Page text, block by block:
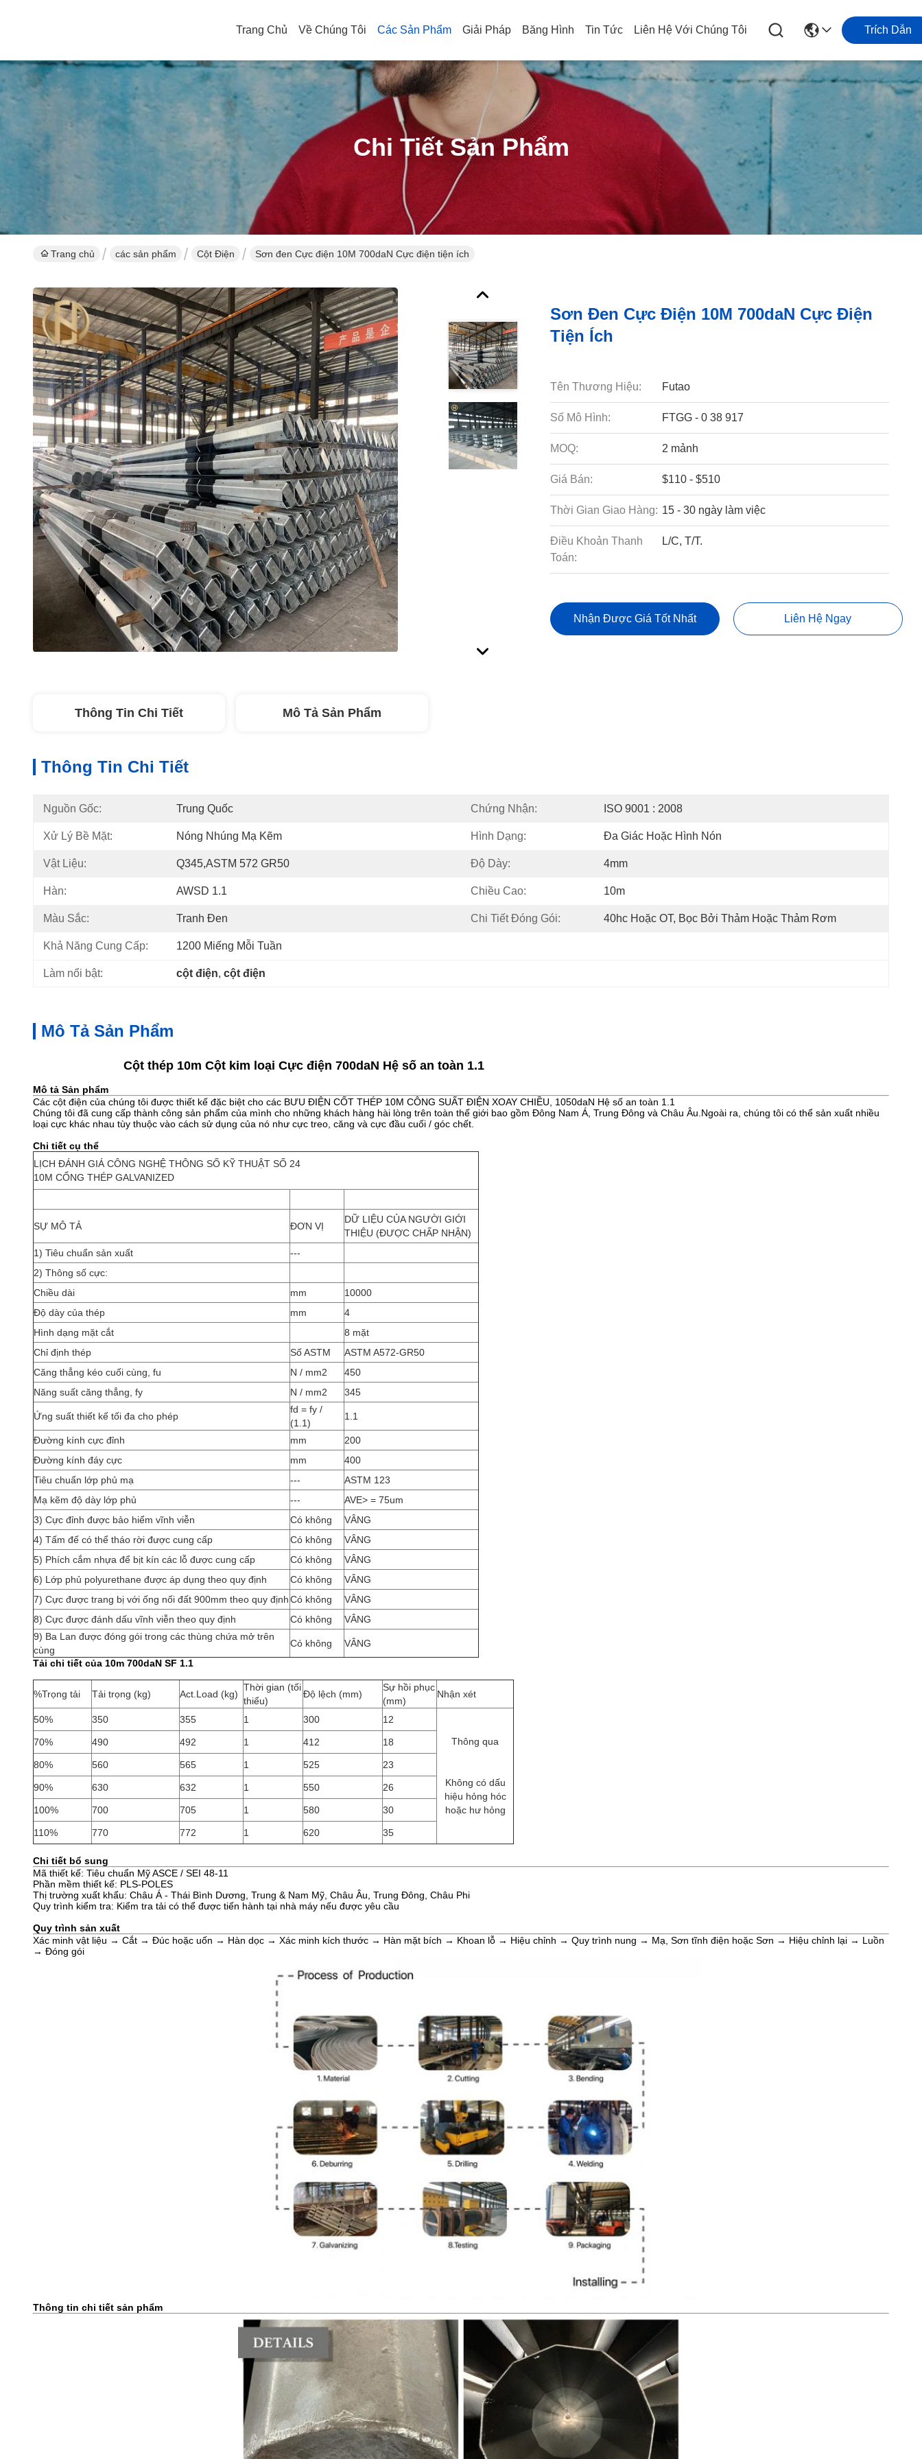
Trang Chủ Về Chúng Tôi Các Sản Phẩm Giải Pháp Băng Hình Tin Tức Liên Hệ Với Chúng Tôi Trích Dẫn
Chi Tiết Sản Phẩm
Trang chủ các sản phẩm Cột Điện Sơn đen Cực điện 10M 700daN Cực điện tiện ích
Sơn Đen Cực Điện 10M 700daN Cực Điện
Tiện Ích
Tên Thương Hiệu: Futao
Số Mô Hình: FTGG - 0 38 917
MOQ: 2 mảnh
Giá Bán: $110 - $510
Thời Gian Giao Hàng: 15 - 30 ngày làm việc
Điều Khoản Thanh
Toán:
L/C, T/T.
Nhận Được Giá Tốt Nhất Liên Hệ Ngay
Thông Tin Chi Tiết Mô Tả Sản Phẩm
Thông Tin Chi Tiết
Nguồn Gốc: Trung Quốc Chứng Nhận: ISO 9001 : 2008
Xử Lý Bề Mặt: Nóng Nhúng Mạ Kẽm Hình Dạng: Đa Giác Hoặc Hình Nón
Vật Liệu: Q345,ASTM 572 GR50 Độ Dày: 4mm
Hàn: AWSD 1.1 Chiều Cao: 10m
Màu Sắc: Tranh Đen Chi Tiết Đóng Gói: 40hc Hoặc OT, Bọc Bởi Thảm Hoặc Thảm Rơm
Khả Năng Cung Cấp: 1200 Miếng Mỗi Tuần
Làm nổi bật: cột điện, cột điện
Mô Tả Sản Phẩm
Cột thép 10m Cột kim loại Cực điện 700daN Hệ số an toàn 1.1
Mô tả Sản phẩm
Các cột điện của chúng tôi được thiết kế đặc biệt cho các BƯU ĐIỆN CỐT THÉP 10M CÔNG SUẤT ĐIỆN XOAY CHIỀU, 1050daN Hệ số an toàn 1.1
Chúng tôi đã cung cấp thành công sản phẩm của mình cho những khách hàng hài lòng trên toàn thế giới bao gồm Đông Nam Á, Trung Đông và Châu Âu.Ngoài ra, chúng tôi có thể sản xuất nhiều
loại cực khác nhau tùy thuộc vào cách sử dụng của nó như cực treo, căng và cực đầu cuối / góc chết.
Chi tiết cụ thể
LỊCH ĐÁNH GIÁ CÔNG NGHỆ THÔNG SỐ KỸ THUẬT SỐ 24
10M CỔNG THÉP GALVANIZED
SỰ MÔ TẢ ĐƠN VỊ
DỮ LIỆU CỦA NGƯỜI GIỚI
THIỆU (ĐƯỢC CHẤP NHẬN)
1) Tiêu chuẩn sản xuất
---
2) Thông số cực:
Chiều dài
mm
10000
Độ dày của thép
mm
4
Hình dạng mặt cắt
8 mặt
Chỉ định thép
Số ASTM
ASTM A572-GR50
Căng thẳng kéo cuối cùng, fu
N / mm2
450
Năng suất căng thẳng, fy
N / mm2 345
Ứng suất thiết kế tối đa cho phép
fd = fy /
(1.1)
1.1
Đường kính cực đỉnh mm
200
Đường kính đáy cực
mm
400
Tiêu chuẩn lớp phủ mạ
---
ASTM 123
Mạ kẽm độ dày lớp phủ
---
AVE> = 75um
3) Cực đỉnh được bảo hiểm vĩnh viễn
Có không
VÂNG
4) Tấm đế có thể tháo rời được cung cấp
Có không
VÂNG
5) Phích cắm nhựa để bịt kín các lỗ được cung cấp
Có không
VÂNG
6) Lớp phủ polyurethane được áp dụng theo quy định
Có không
VÂNG
7) Cực được trang bị với ống nối đất 900mm theo quy địnhCó không
VÂNG
8) Cực được đánh dấu vĩnh viễn theo quy định
Có không
VÂNG
9) Ba Lan được đóng gói trong các thùng chứa mở trên
cùng
Có không
VÂNG
Tải chi tiết của 10m 700daN SF 1.1
%Trọng tải Tải trọng (kg) Act.Load (kg)
Thời gian (tối
thiểu)
Độ lệch (mm)
Sự hồi phục
(mm)
Nhận xét
50% 350 355 1 300
12
Thông qua
Không có dấu
hiệu hỏng hóc
hoặc hư hỏng
70% 490 492 1 412 18
80% 560 565 1 525 23
90% 630 632 1 550 26
100% 700 705 1 580 30
110% 770 772 1 620 35
Chi tiết bổ sung
Mã thiết kế: Tiêu chuẩn Mỹ ASCE / SEI 48-11
Phần mềm thiết kế: PLS-POLES
Thị trường xuất khẩu: Châu Á - Thái Bình Dương, Trung & Nam Mỹ, Châu Âu, Trung Đông, Châu Phi
Quy trình kiểm tra: Kiểm tra tải có thể được tiến hành tại nhà máy nếu được yêu cầu
Quy trình sản xuất
Xác minh vật liệu → Cắt → Đúc hoặc uốn → Hàn dọc → Xác minh kích thước → Hàn mặt bích → Khoan lỗ → Hiệu chỉnh → Quy trình nung → Mạ, Sơn tĩnh điện hoặc Sơn → Hiệu chỉnh lại → Luồn
→ Đóng gói
Thông tin chi tiết sản phẩm